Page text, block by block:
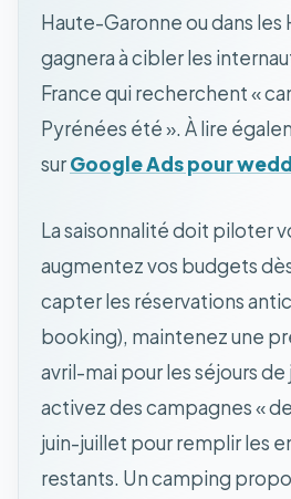
Haute-Garonne ou dans
gagnera à cibler les
France qui recherchent «
Pyrénées été ». À lire
surGoogle Ads pour
La saisonnalité doit piloter
augmentez vos budgets
capter les réservations
booking), maintenez une
avril-mai pour les séjours
activez des campagnes «
juin-juillet pour remplir les
restants. Un camping